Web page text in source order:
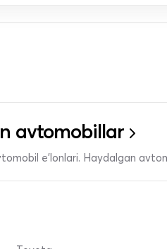
avtomobillar
e’lonlari. Haydalgan